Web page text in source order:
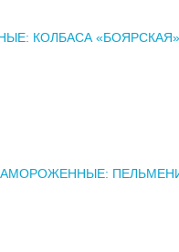
КОЛБАСА